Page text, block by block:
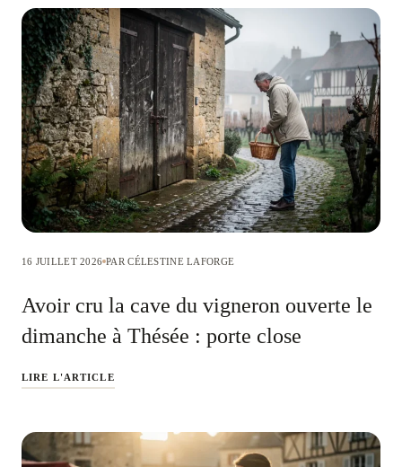
16 JUILLET 2026 PAR CÉLESTINE LAFORGE
Avoir cru la cave du vigneron ouverte le
dimanche à Thésée : porte close
LIRE L'ARTICLE